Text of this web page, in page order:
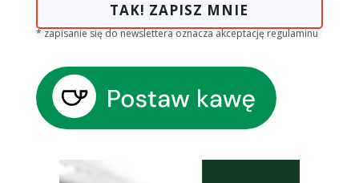
TAK! ZAPISZ MNIE
* zapisanie się do newslettera oznacza akceptację regulaminu